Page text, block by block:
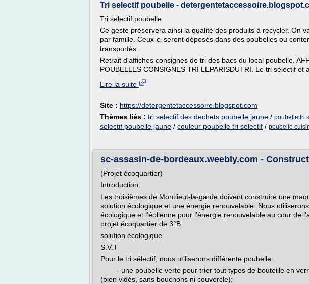
Tri selectif poubelle -
Tri selectif poubelle
Ce geste préservera ainsi la qualité des produits à recycler. On
par famille. Ceux-ci seront déposés dans des poubelles ou
transportés .
Retrait d'affiches consignes de tri des bacs du local poubelle.
POUBELLES CONSIGNES TRI LEPARISDUTRI. Le tri sélectif et
Lire la suite
Site : https://detergentetaccessoire.blogspot.com
Thèmes liés : tri selectif des dechets poubelle jaune / poubelle tri
selectif poubelle jaune / couleur poubelle tri selectif / poubelle
sc-assasin-de-bordeaux.weebly.com -
(Projet écoquartier)
Introduction:
Les troisièmes de Montlieut-la-garde doivent construire une
solution écologique et une énergie renouvelable. Nous
écologique et l'éolienne pour l'énergie renouvelable au cour de
projet écoquartier de 3°B
solution écologique
S.V.T
Pour le tri sélectif, nous utiliserons différente poubelle:
- une poubelle verte pour trier tout types de bouteille en
(bien vidés, sans bouchons ni couvercle);